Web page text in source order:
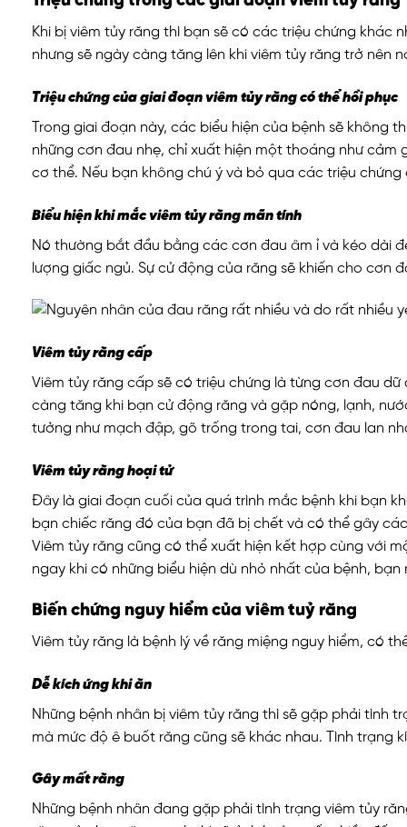
Khi bị viêm tủy răng thì bạn sẽ có các triệu chứng
nhưng sẽ ngày càng tăng lên khi viêm tủy răng trở nên
Triệu chứng của giai đoạn viêm tủy răng có thể hồi phục
Trong giai đoạn này, các biểu hiện của bệnh sẽ không
những cơn đau nhẹ, chỉ xuất hiện một thoáng như
cơ thể. Nếu bạn không chú ý và bỏ qua các triệu
Biểu hiện khi mắc viêm tủy răng mãn tính
Nó thường bắt đầu bằng các cơn đau âm ỉ và kéo dài
lượng giấc ngủ. Sự cử động của răng sẽ khiến cho cơn
Viêm tủy răng cấp
Viêm tủy răng cấp sẽ có triệu chứng là từng cơn đau
càng tăng khi bạn cử động răng và gặp nóng, lạnh,
tưởng như mạch đập, gõ trống trong tai, cơn đau lan
Viêm tủy răng hoại tử
Đây là giai đoạn cuối của quá trình mắc bệnh khi bạn
bạn chiếc răng đó của bạn đã bị chết và có thể gây
Viêm tủy răng cũng có thể xuất hiện kết hợp cùng với
ngay khi có những biểu hiện dù nhỏ nhất của bệnh,
Biến chứng nguy hiểm của viêm tuỷ răng
Viêm tủy răng là bệnh lý về răng miệng nguy hiểm, có
Dễ kích ứng khi ăn
Những bệnh nhân bị viêm tủy răng thì sẽ gặp phải tình
mà mức độ ê buốt răng cũng sẽ khác nhau. Tình trạng
Gây mất răng
Những bệnh nhân đang gặp phải tình trạng viêm tủy